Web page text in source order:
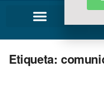
Etiqueta: